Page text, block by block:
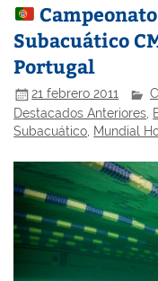
Subacuático
Portugal
21 febrero 2011
Destacados Anteriores
Subacuático Mundial